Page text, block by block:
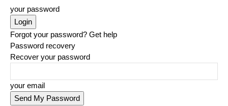
your password
Forgot your password? Get help
Password recovery
Recover your password
your email